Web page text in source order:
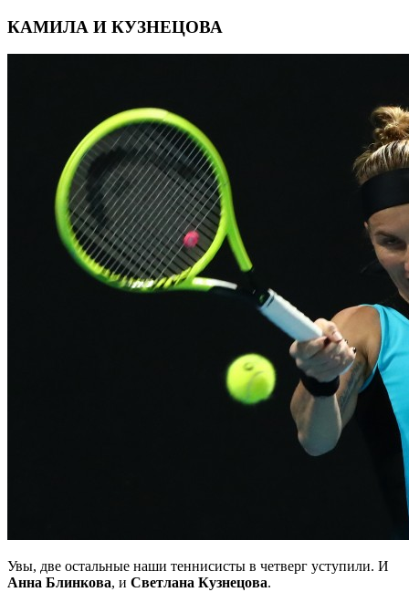
КАМИЛА И КУЗНЕЦОВА
Увы, две остальные наши теннисисты в четверг уступили. И
Анна Блинкова, и Светлана Кузнецова.